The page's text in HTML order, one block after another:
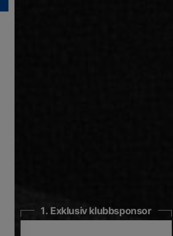
1. Exklusiv klubbsponsor